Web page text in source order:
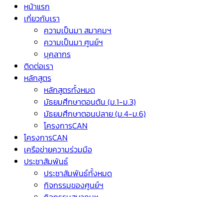
หน้าแรก
เกี่ยวกับเรา
ความเป็นมา สมาคมฯ
ความเป็นมา ศูนย์ฯ
บุคลากร
ติดต่อเรา
หลักสูตร
หลักสูตรทั้งหมด
มัธยมศึกษาตอนต้น (ม.1-ม.3)
มัธยมศึกษาตอนปลาย (ม.4-ม.6)
โครงการCAN
โครงการCAN
เครือข่ายความร่วมมือ
ประชาสัมพันธ์
ประชาสัมพันธ์ทั้งหมด
กิจกรรมของศูนย์ฯ